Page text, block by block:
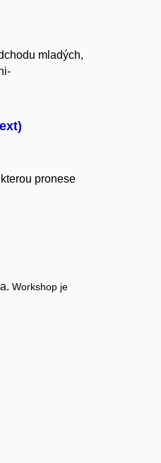
mladých,
pronese
Workshop je